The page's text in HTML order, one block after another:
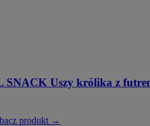
Uszy królika z
produkt →